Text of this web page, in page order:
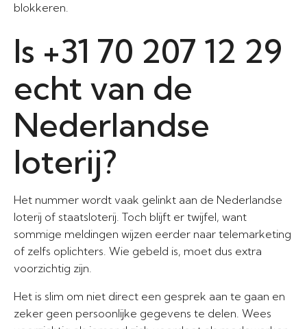
blokkeren.
Is +31 70 207 12 29
echt van de
Nederlandse
loterij?
Het nummer wordt vaak gelinkt aan de Nederlandse
loterij of staatsloterij. Toch blijft er twijfel, want
sommige meldingen wijzen eerder naar telemarketing
of zelfs oplichters. Wie gebeld is, moet dus extra
voorzichtig zijn.
Het is slim om niet direct een gesprek aan te gaan en
zeker geen persoonlijke gegevens te delen. Wees